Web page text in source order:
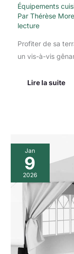
Équipements
Par Thérèse
lecture
Profiter de sa
un vis-à-vis
Lire la suite
Jan
9
2026
Test
de
la
tonnelle
Vounot
3x3m
:
installation
facile
et
protection
UV